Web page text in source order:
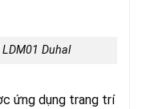
Duhal
ứng dụng trang trí